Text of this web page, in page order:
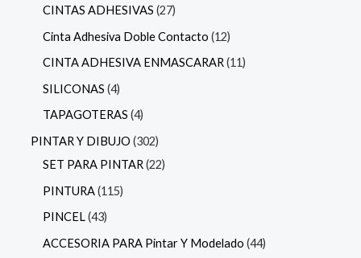
CINTAS ADHESIVAS 27
Cinta Adhesiva Doble Contacto 12
CINTA ADHESIVA ENMASCARAR 11
SILICONAS 4
TAPAGOTERAS 4
PINTAR Y DIBUJO 302
SET PARA PINTAR 22
PINTURA 115
PINCEL 43
ACCESORIA PARA Pintar Y Modelado 44